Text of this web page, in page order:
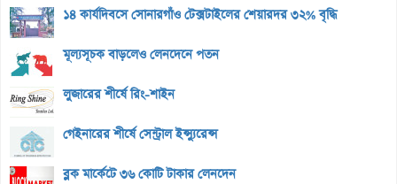
১৪ কার্যদিবসে সোনারগাঁও টেক্সটাইলের শেয়ারদর ৩২% বৃদ্ধি
মূল্যসূচক বাড়লেও লেনদেনে পতন
লুজারের শীর্ষে রিং-শাইন
গেইনারের শীর্ষে সেন্ট্রাল ইন্স্যুরেন্স
ব্লক মার্কেটে ৩৬ কোটি টাকার লেনদেন